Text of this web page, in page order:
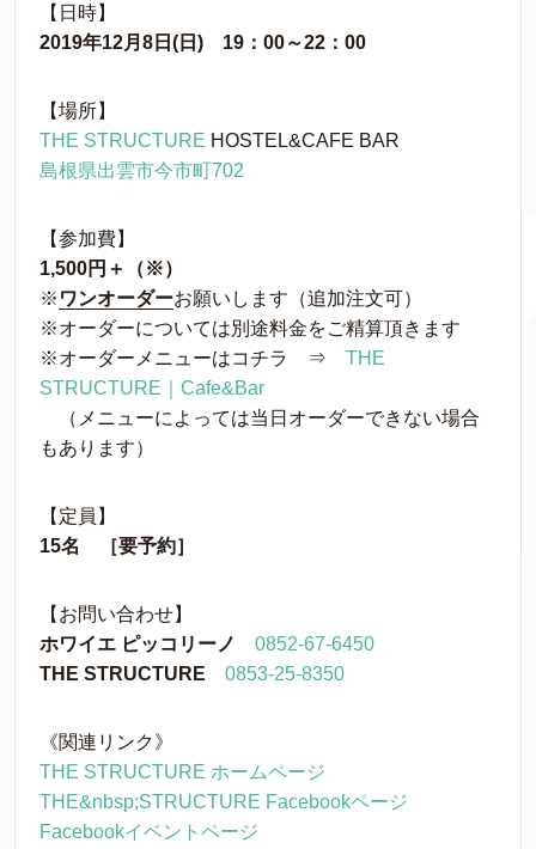
【日時】
2019年12月8日(日) 19：00～22：00
【場所】
THE STRUCTURE HOSTEL&CAFE BAR
島根県出雲市今市町702
【参加費】
1,500円＋（※）
※ ワンオーダーお願いします（追加注文可）
※オーダーについては別途料金をご精算頂きます
※オーダーメニューはコチラ ⇒ THE
STRUCTURE｜Cafe&Bar
（メニューによっては当日オーダーできない場合
もあります）
【定員】
15名 ［要予約］
【お問い合わせ】
ホワイエ ピッコリーノ
0852-67-6450
THE STRUCTURE
0853-25-8350
《関連リンク》
THE STRUCTURE ホームページ
THE&nbsp;STRUCTURE Facebookページ
Facebookイベントページ